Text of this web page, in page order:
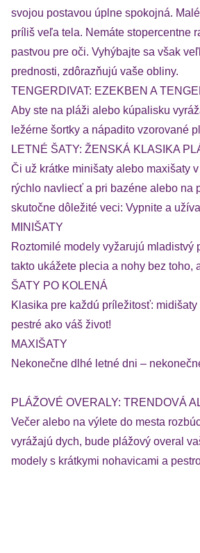
svojou postavou úplne spokojná.
príliš veľa tela. Nemáte stopercentne
pastvou pre oči. Vyhýbajte sa však
prednosti, zdôrazňujú vaše obliny.
TENGERDIVAT: EZEKBEN A
Aby ste na pláži alebo kúpalisku
ležérne šortky a nápadito vzorované
LETNÉ ŠATY: ŽENSKÁ KLASIKA
Či už krátke minišaty alebo maxišaty
rýchlo navliecť a pri bazéne alebo na
skutočne dôležité veci: Vypnite a
MINIŠATY
Roztomilé modely vyžarujú mladistvý
takto ukážete plecia a nohy bez toho,
ŠATY PO KOLENÁ
Klasika pre každú príležitosť:
pestré ako váš život!
MAXIŠATY
Nekonečne dlhé letné dni –
PLÁŽOVÉ OVERALY: TRENDOVÁ
Večer alebo na výlete do mesta
vyrážajú dych, bude plážový overal
modely s krátkymi nohavicami a